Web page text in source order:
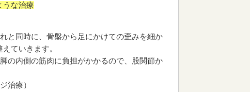
うな治療
と同時に、骨盤から足にかけての歪みを細か
ていきます。
の内側の筋肉に負担がかかるので、股関節か
治療）